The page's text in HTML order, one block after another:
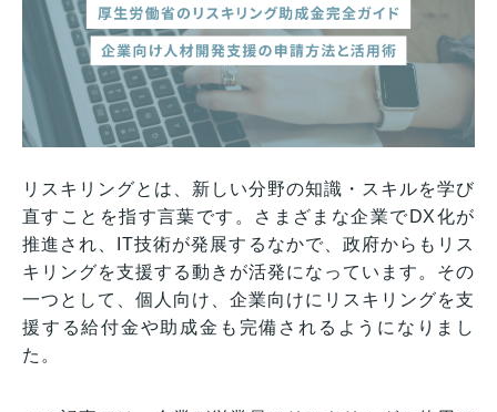
リスキリングとは、新しい分野の知識・スキルを学び
直すことを指す言葉です。さまざまな企業でDX化が
推進され、IT技術が発展するなかで、政府からもリス
キリングを支援する動きが活発になっています。その
一つとして、個人向け、企業向けにリスキリングを支
援する給付金や助成金も完備されるようになりまし
た。